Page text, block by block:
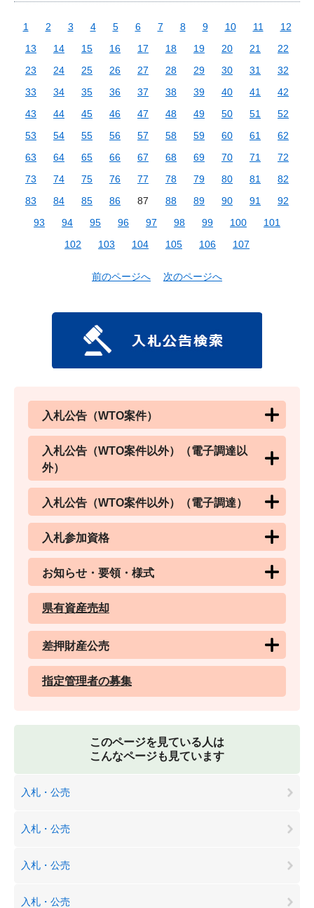
1 2 3 4 5 6 7 8 9 10 11
12
13
14 15 16 17 18 19 20 21
22
23
24 25 26 27 28 29 30 31
32
33
34 35 36 37 38 39 40 41
42
43
44 45 46 47 48 49 50 51
52
53
54 55 56 57 58 59 60 61
62
63
64 65 66 67 68 69 70 71
72
73
74 75 76 77 78 79 80 81
82
83
84 85 86 87 88 89 90 91
92
93
94 95 96 97 98 99 100
101
102
103 104 105 106 107
前のページへ 次のページへ
入札公告（WTO案件）
入札公告（WTO案件以外）（電子調達以
外）
入札公告（WTO案件以外）（電子調達）
入札参加資格
お知らせ・要領・様式
県有資産売却
差押財産公売
指定管理者の募集
このページを見ている人は
こんなページも見ています
入札・公売
入札・公売
入札・公売
入札・公売